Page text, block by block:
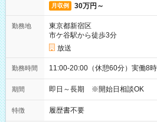
月収例 30万円～
勤務地
東京都新宿区
市ケ谷駅から徒歩3分
放送
勤務時間 11:00-20:00（休憩60分）実働8時
期間 即日～長期 ※開始日相談OK
特徴 履歴書不要